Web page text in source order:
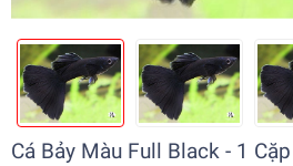
Cá Bảy Màu Full Black - 1 Cặp